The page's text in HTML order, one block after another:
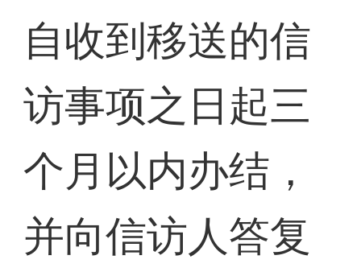
自收到移送的信
访事项之日起三
个月以内办结，
并向信访人答复